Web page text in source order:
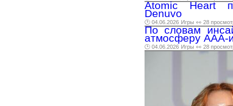
Atomic Heart
Denuvo
🕑 04.06.2026 Игры 👀 28
По словам
атмосферу AAA-
🕑 04.06.2026 Игры 👀 28